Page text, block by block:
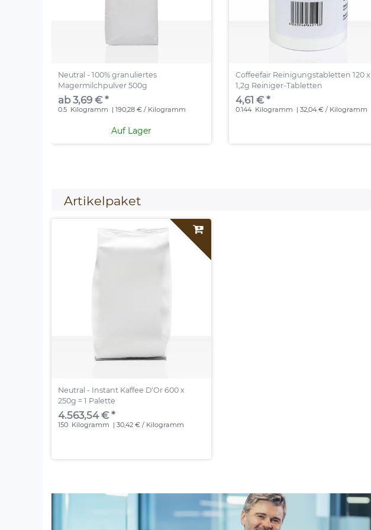
Neutral - 100% granuliertes
Magermilchpulver 500g
ab 3,69 € *
0.5 Kilogramm | 190,28 € / Kilogramm
Auf Lager
Coffeefair Reinigungstabletten 120 x
1,2g Reiniger-Tabletten
4,61 € *
0.144 Kilogramm | 32,04 € / Kilogramm
Artikelpaket
Neutral - Instant Kaffee D'Or 600 x
250g = 1 Palette
4.563,54 € *
150 Kilogramm | 30,42 € / Kilogramm